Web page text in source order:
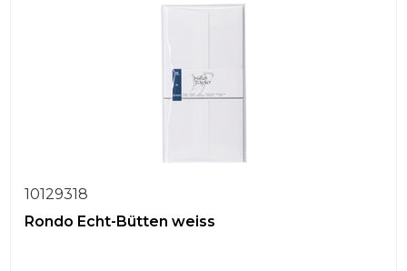
10129318
Rondo Echt-Bütten weiss